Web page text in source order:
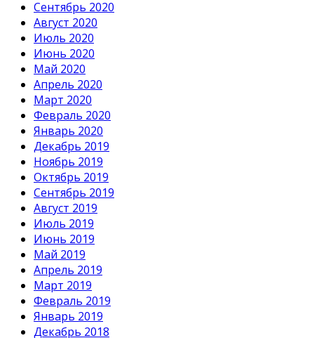
Сентябрь 2020
Август 2020
Июль 2020
Июнь 2020
Май 2020
Апрель 2020
Март 2020
Февраль 2020
Январь 2020
Декабрь 2019
Ноябрь 2019
Октябрь 2019
Сентябрь 2019
Август 2019
Июль 2019
Июнь 2019
Май 2019
Апрель 2019
Март 2019
Февраль 2019
Январь 2019
Декабрь 2018